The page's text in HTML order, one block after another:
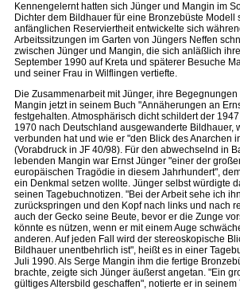
Kennengelernt hatten sich Jünger und Mangin im
Dichter dem Bildhauer für eine Bronzebüste Modell
anfänglichen Reserviertheit entwickelte sich
Arbeitssitzungen im Garten von Jüngers Neffen
zwischen Jünger und Mangin, die sich anläßlich
September 1990 auf Kreta und späterer Besuche
und seiner Frau in Wilflingen vertiefte.
Die Zusammenarbeit mit Jünger, ihre
Mangin jetzt in seinem Buch "Annäherungen an
festgehalten. Atmosphärisch dicht schildert der
1970 nach Deutschland ausgewanderte Bildhauer,
verbunden hat und wie er "den Blick des Anarchen
(Vorabdruck in JF 40/98). Für den abwechselnd in
lebenden Mangin war Ernst Jünger "einer der
europäischen Tragödie in diesem Jahrhundert",
ein Denkmal setzen wollte. Jünger selbst würdigte
seinen Tagebuchnotizen. "Bei der Arbeit sehe ich
zurückspringen und den Kopf nach links und nach
auch der Gecko seine Beute, bevor er die Zunge
könnte es nützen, wenn er mit einem Auge
anderen. Auf jeden Fall wird der stereoskopische
Bildhauer unentbehrlich ist", heißt es in einer
Juli 1990. Als Serge Mangin ihm die fertige
brachte, zeigte sich Jünger äußerst angetan. "Ein
gültiges Altersbild geschaffen", notierte er in seinem